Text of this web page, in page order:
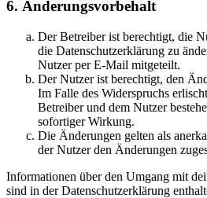
6. Änderungsvorbehalt
Der Betreiber ist berechtigt, die
die Datenschutzerklärung zu
Nutzer per E-Mail mitgeteilt.
Der Nutzer ist berechtigt, den
Im Falle des Widerspruchs
Betreiber und dem Nutzer
sofortiger Wirkung.
Die Änderungen gelten als
der Nutzer den Änderungen
Informationen über den Umgang mit
sind in der Datenschutzerklärung